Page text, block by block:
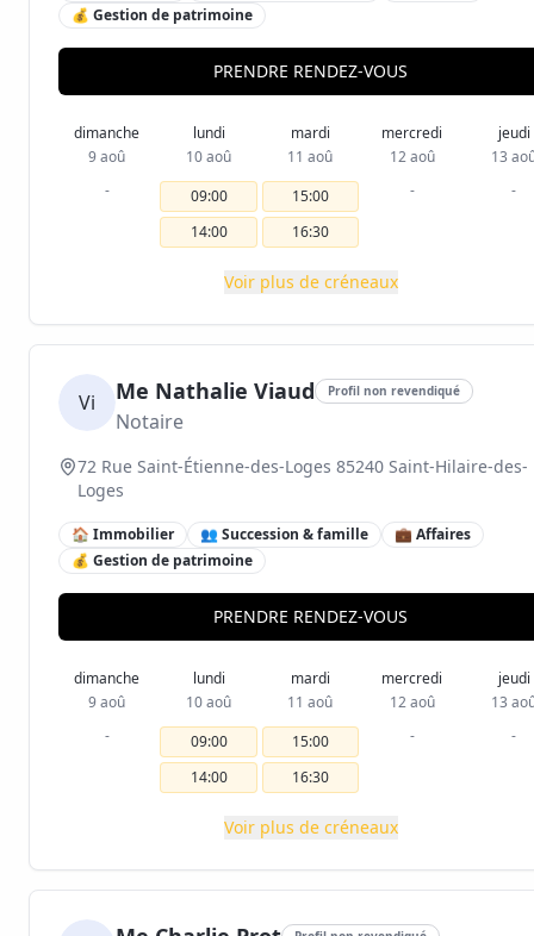
💰 Gestion de patrimoine
PRENDRE RENDEZ-VOUS
dimanche
9 aoû
-
lundi
10 aoû
09:00
14:00
mardi
11 aoû
15:00
16:30
mercredi
12 aoû
-
jeudi
13
-
Voir plus de créneaux
Vi Me Nathalie Viaud Profil non revendiqué
Notaire
72 Rue Saint-Étienne-des-Loges 85240 Saint-Hilaire-des-
Loges
🏠 Immobilier 👥 Succession & famille
💼 Affaires
💰 Gestion de patrimoine
PRENDRE RENDEZ-VOUS
dimanche
9 aoû
-
lundi
10 aoû
09:00
14:00
mardi
11 aoû
15:00
16:30
mercredi
12 aoû
-
jeudi
13
-
Voir plus de créneaux